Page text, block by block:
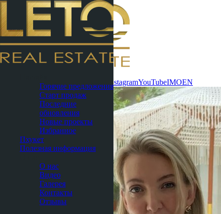
WhatsApp InstagramYouTubeIMOEN
Горячие предложения
Старт продаж
Последние
обновления
Новые проекты
Избранное
Пхукет
Полезная информация
О нас
Видео
Галерея
Контакты
Отзывы